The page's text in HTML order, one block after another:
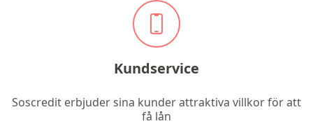
Kundservice
Soscredit erbjuder sina kunder attraktiva villkor för att
få lån